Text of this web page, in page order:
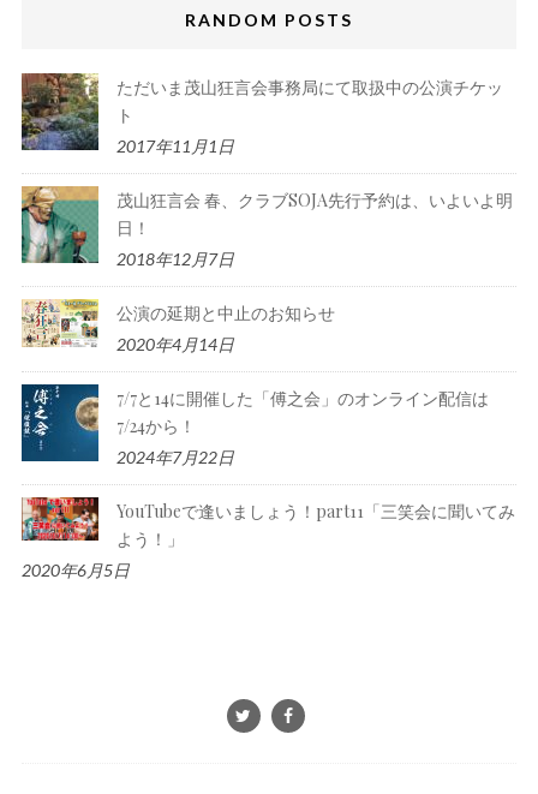
RANDOM POSTS
ただいま茂山狂言会事務局にて取扱中の公演チケッ
ト
2017年11月1日
茂山狂言会 春、クラブSOJA先行予約は、いよいよ明
日！
2018年12月7日
公演の延期と中止のお知らせ
2020年4月14日
7/7と14に開催した「傅之会」のオンライン配信は
7/24から！
2024年7月22日
YouTubeで逢いましょう！part11「三笑会に聞いてみ
よう！」
2020年6月5日